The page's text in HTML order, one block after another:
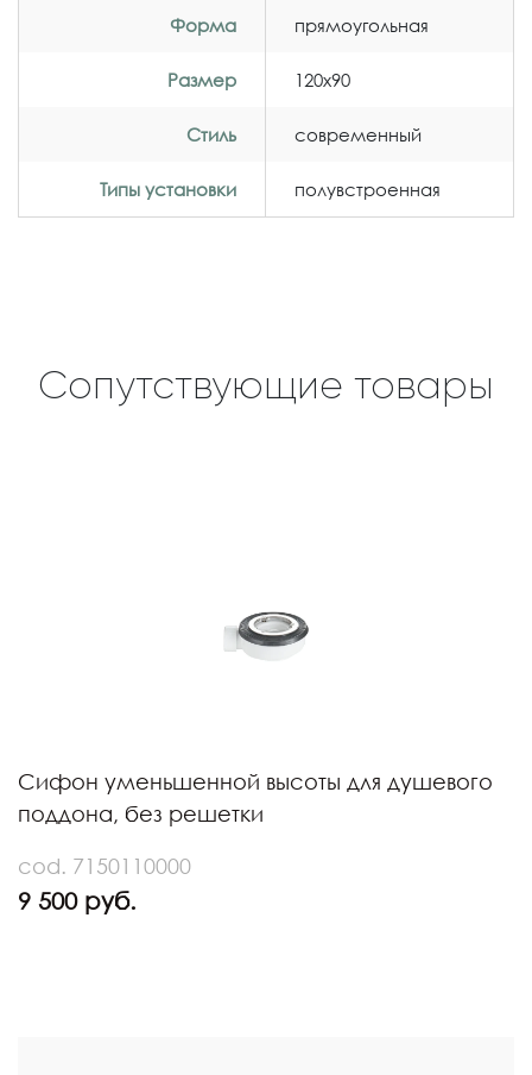
Форма прямоугольная
Размер 120x90
Стиль современный
Типы установки полувстроенная
Сопутствующие товары
Сифон уменьшенной высоты для душевого
поддона, без решетки
cod. 7150110000
9 500 руб.